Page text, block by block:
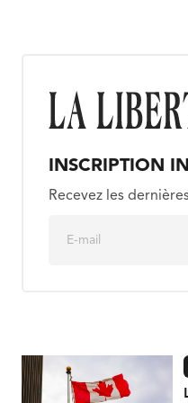
INSCRIPTION
Recevez les